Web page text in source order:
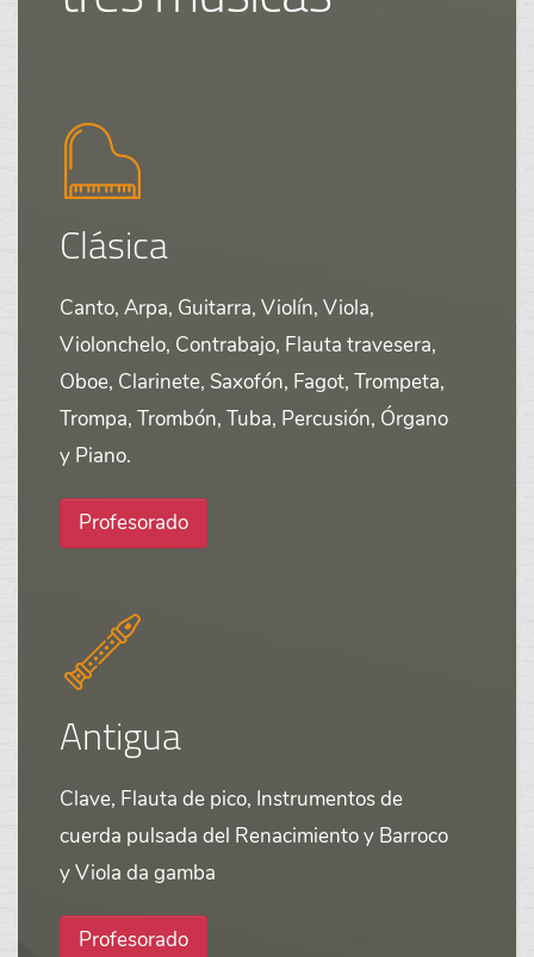
Clásica
Canto, Arpa, Guitarra, Violín, Viola,
Violonchelo, Contrabajo, Flauta travesera,
Oboe, Clarinete, Saxofón, Fagot, Trompeta,
Trompa, Trombón, Tuba, Percusión, Órgano
y Piano.
Profesorado
Antigua
Clave, Flauta de pico, Instrumentos de
cuerda pulsada del Renacimiento y Barroco
y Viola da gamba
Profesorado